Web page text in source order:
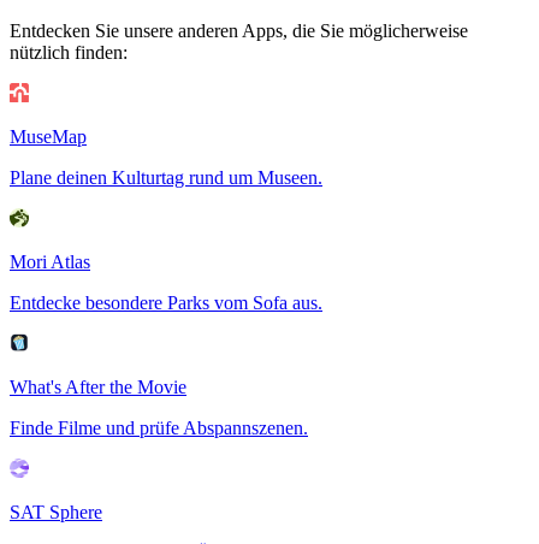
Entdecken Sie unsere anderen Apps, die Sie möglicherweise
nützlich finden:
MuseMap
Plane deinen Kulturtag rund um Museen.
Mori Atlas
Entdecke besondere Parks vom Sofa aus.
What's After the Movie
Finde Filme und prüfe Abspannszenen.
SAT Sphere